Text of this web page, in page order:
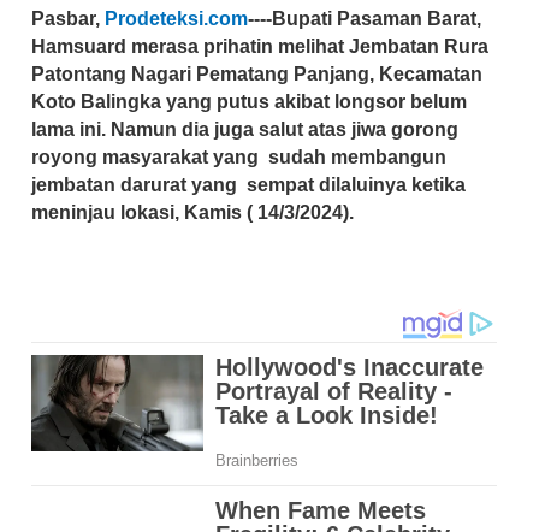
Pasbar, Prodeteksi.com----Bupati Pasaman Barat,
Hamsuard merasa prihatin melihat Jembatan Rura
Patontang Nagari Pematang Panjang, Kecamatan
Koto Balingka yang putus akibat longsor belum
lama ini. Namun dia juga salut atas jiwa gorong
royong masyarakat yang sudah membangun
jembatan darurat yang sempat dilaluinya ketika
meninjau lokasi, Kamis ( 14/3/2024).